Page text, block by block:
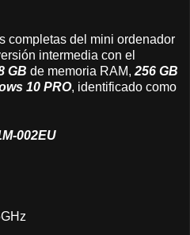
completas del mini ordenador
intermedia con el
GB de memoria RAM, 256 GB
10 PRO, identificado como
002EU